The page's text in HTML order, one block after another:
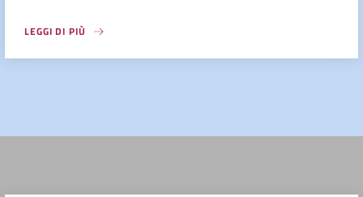
LEGGI DI PIÙ